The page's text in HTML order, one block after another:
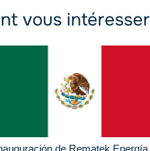
vous intéresser
de Rematek Energía